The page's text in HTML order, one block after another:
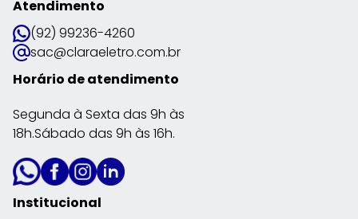
Atendimento
(92) 99236-4260
sac@claraeletro.com.br
Horário de atendimento
Segunda à Sexta das 9h às
18h.Sábado das 9h às 16h.
Institucional